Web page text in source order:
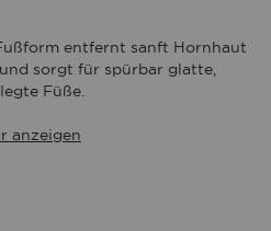
entfernt sanft Hornhaut
sorgt für spürbar glatte,
Füße.
anzeigen